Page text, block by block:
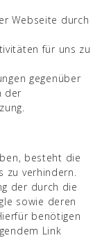
Webseite durch
für uns zu
gegenüber
der
besteht die
zu verhindern.
der durch die
sowie deren
benötigen
Link